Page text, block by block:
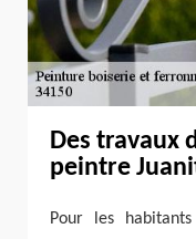
Des travaux
peintre
Pour les